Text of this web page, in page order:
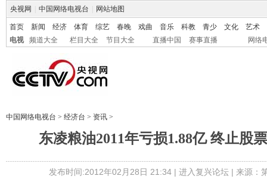
央视网 中国网络电视台 网站地图
首页 新闻 经济 体育 综艺 春晚 戏曲 音乐 科教 青少 文化
艺术
电视
频道大全 栏目大全 节目大全 直播中国 赛事直播 网络
中国网络电视台 > 经济台 > 资讯 >
东凌粮油2011年亏损1.88亿 终止股
发布时间:2012年02月28日 21:34 | 进入复兴论坛| 来源：